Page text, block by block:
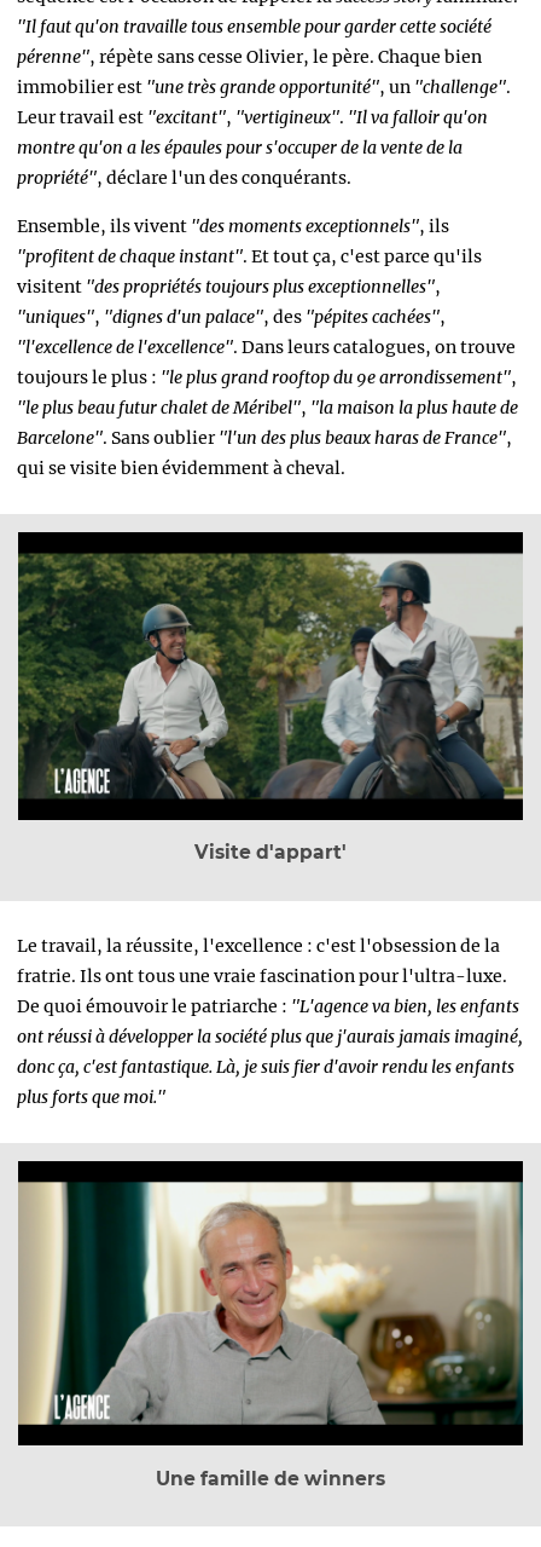
"Il faut qu'on travaille tous ensemble pour garder cette société
pérenne", répète sans cesse Olivier, le père. Chaque bien
immobilier est "une très grande opportunité", un "challenge".
Leur travail est "excitant", "vertigineux". "Il va falloir qu'on
montre qu'on a les épaules pour s'occuper de la vente de la
propriété", déclare l'un des conquérants.
Ensemble, ils vivent "des moments exceptionnels", ils
"profitent de chaque instant". Et tout ça, c'est parce qu'ils
visitent "des propriétés toujours plus exceptionnelles",
"uniques", "dignes d'un palace", des "pépites cachées",
"l'excellence de l'excellence". Dans leurs catalogues, on trouve
toujours le plus : "le plus grand rooftop du 9e arrondissement",
"le plus beau futur chalet de Méribel", "la maison la plus haute de
Barcelone". Sans oublier"l'un des plus beaux haras de France",
qui se visite bien évidemment à cheval.
Visite d'appart'
Le travail, la réussite, l'excellence : c'est l'obsession de la
fratrie. Ils ont tous une vraie fascination pour l'ultra-luxe.
De quoi émouvoir le patriarche : "L'agence va bien, les enfants
ont réussi à développer la société plus que j'aurais jamais imaginé,
donc ça, c'est fantastique. Là, je suis fier d'avoir rendu les enfants
plus forts que moi."
Une famille de winners